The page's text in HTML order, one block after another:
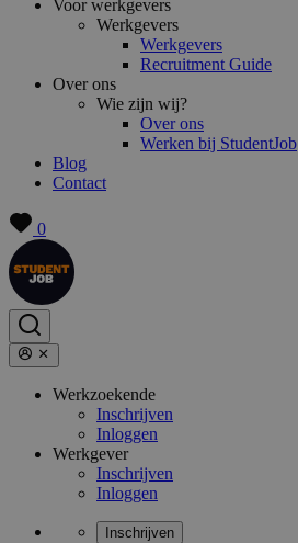
Voor werkgevers
Werkgevers
Werkgevers
Recruitment Guide
Over ons
Wie zijn wij?
Over ons
Werken bij StudentJob
Blog
Contact
0
Werkzoekende
Inschrijven
Inloggen
Werkgever
Inschrijven
Inloggen
Inschrijven